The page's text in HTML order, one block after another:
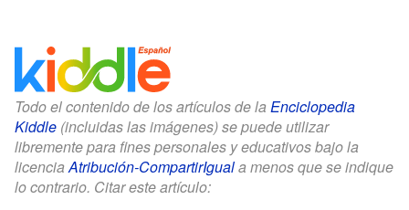
Todo el contenido de los artículos de la Enciclopedia
Kiddle (incluidas las imágenes) se puede utilizar
libremente para fines personales y educativos bajo la
licenciaAtribución-CompartirIguala menos que se indique
lo contrario. Citar este artículo: